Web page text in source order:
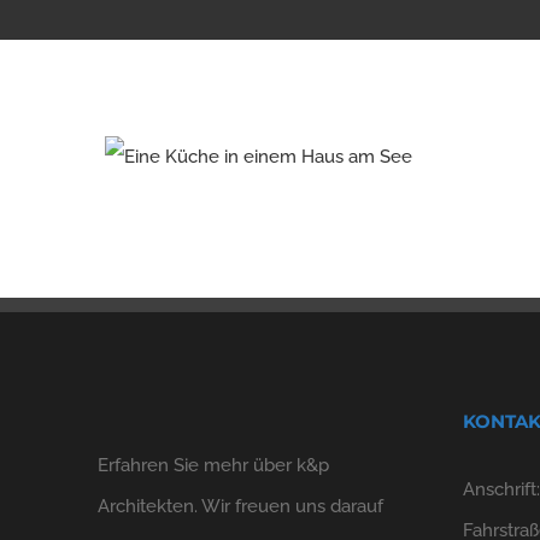
Erfahren Sie mehr über k&p
Architekten. Wir freuen uns darauf
Anschrift: